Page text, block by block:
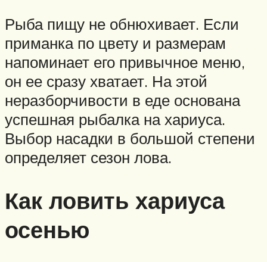
Рыба пищу не обнюхивает. Если
приманка по цвету и размерам
напоминает его привычное меню,
он ее сразу хватает. На этой
неразборчивости в еде основана
успешная рыбалка на хариуса.
Выбор насадки в большой степени
определяет сезон лова.
Как ловить хариуса
осенью